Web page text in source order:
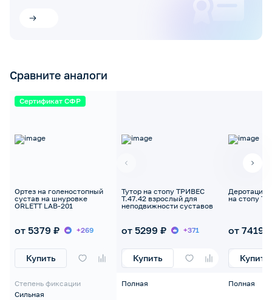
Сравните аналоги
Сертификат СФР
Ортез на голеностопный
сустав на шнуровке
ORLETT LAB-201
от 5379 ₽ +269
Купить
Степень фиксации
Сильная
Тутор на стопу ТРИВЕС
Т.47.42 взрослый для
неподвижности суставов
от 5299 ₽ +371
Купить
Полная
на стопу
от 7419 ₽
Купить
Полная